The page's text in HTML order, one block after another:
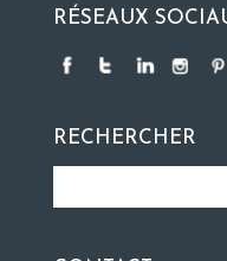
RÉSEAUX
RECHERCHER